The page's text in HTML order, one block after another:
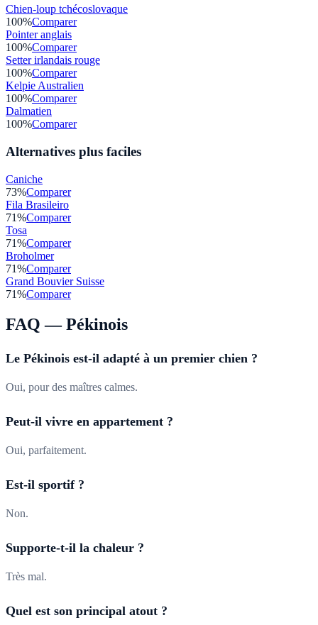
Chien-loup tchécoslovaque
100%Comparer
Pointer anglais
100%Comparer
Setter irlandais rouge
100%Comparer
Kelpie Australien
100%Comparer
Dalmatien
100%Comparer
Alternatives plus faciles
Caniche
73%Comparer
Fila Brasileiro
71%Comparer
Tosa
71%Comparer
Broholmer
71%Comparer
Grand Bouvier Suisse
71%Comparer
FAQ —Pékinois
Le Pékinois est-il adapté à un premier chien ?
Oui, pour des maîtres calmes.
Peut-il vivre en appartement ?
Oui, parfaitement.
Est-il sportif ?
Non.
Supporte-t-il la chaleur ?
Très mal.
Quel est son principal atout ?